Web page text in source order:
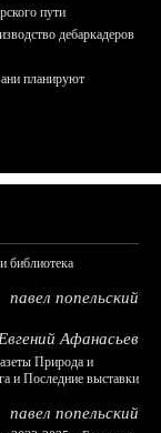
пути
дебаркадеров
планируют
библиотека
павел попельский
Евгений Афанасьев
Природа и
и Последние выставки
павел попельский